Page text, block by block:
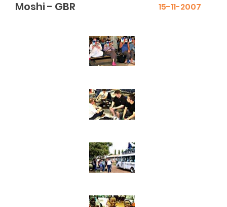
Moshi - GBR
15-11-2007